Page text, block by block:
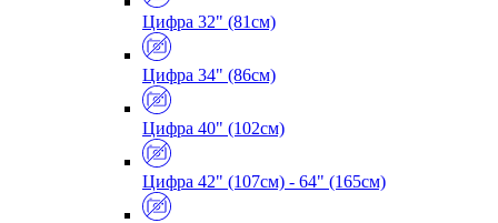
Цифра 32" (81см)
Цифра 34" (86см)
Цифра 40" (102см)
Цифра 42" (107см) - 64" (165см)